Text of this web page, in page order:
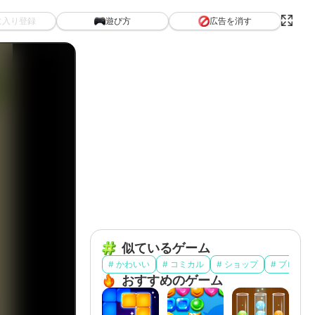
り登録 遊び方 広告を消す
似ているゲーム
# かわいい # コミカル # ショップ # ブロック
おすすめのゲーム